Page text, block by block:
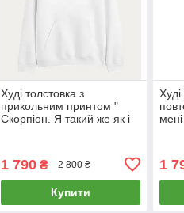
Худі толстовка з
прикольним принтом "
Скорпіон. Я такий же як і
1 790₴ 2 800 ₴
Купити
1